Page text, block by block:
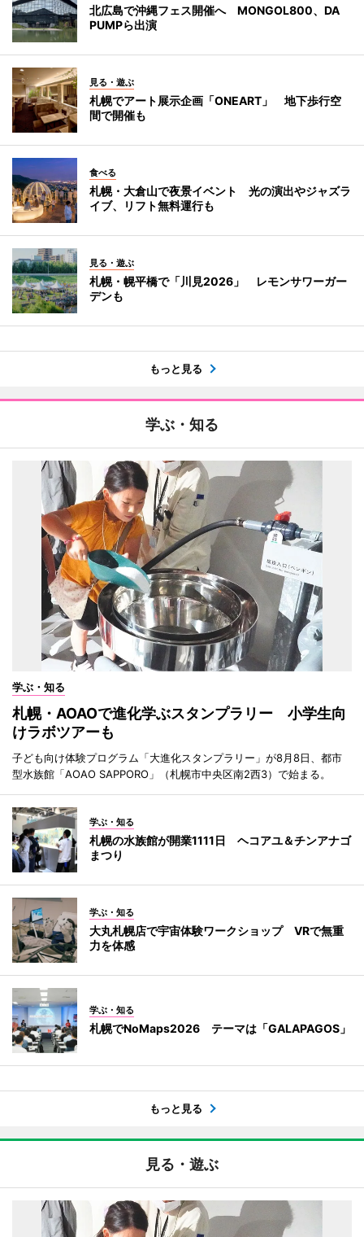
北広島で沖縄フェス開催へ MONGOL800、DA
PUMPら出演
見る・遊ぶ
札幌でアート展示企画「ONEART」 地下歩行空
間で開催も
食べる
札幌・大倉山で夜景イベント 光の演出やジャズラ
イブ、リフト無料運行も
見る・遊ぶ
札幌・幌平橋で「川見2026」 レモンサワーガー
デンも
もっと見る
学ぶ・知る
学ぶ・知る
札幌・AOAOで進化学ぶスタンプラリー 小学生向
けラボツアーも
子ども向け体験プログラム「大進化スタンプラリー」が8月8日、都市
型水族館「AOAO SAPPORO」（札幌市中央区南2西3）で始まる。
学ぶ・知る
札幌の水族館が開業1111日 ヘコアユ＆チンアナゴ
まつり
学ぶ・知る
大丸札幌店で宇宙体験ワークショップ VRで無重
力を体感
学ぶ・知る
札幌でNoMaps2026 テーマは「GALAPAGOS」
もっと見る
見る・遊ぶ